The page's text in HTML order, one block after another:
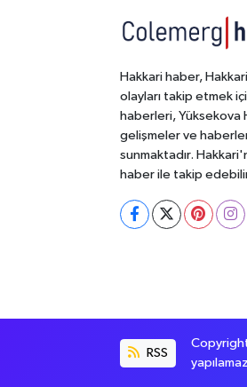
Hakkari haber,
olayları takip etmek
haberleri,
gelişmeler ve
sunmaktadır.
haber ile takip
RSS